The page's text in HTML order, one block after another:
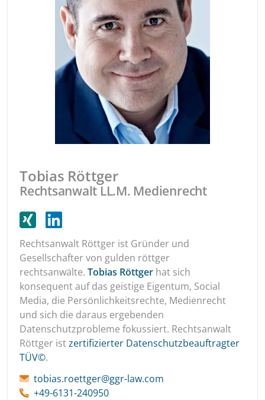
Tobias Röttger
Rechtsanwalt LL.M. Medienrecht
Rechtsanwalt Röttger ist Gründer und
Gesellschafter von gulden röttger
rechtsanwälte. Tobias Röttger hat sich
konsequent auf das geistige Eigentum, Social
Media, die Persönlichkeitsrechte, Medienrecht
und sich die daraus ergebenden
Datenschutzprobleme fokussiert. Rechtsanwalt
Röttger istzertifizierter Datenschutzbeauftragter
TÜV©.
tobias.roettger@ggr-law.com
+49-6131-240950